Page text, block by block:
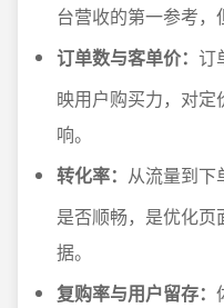
台营收的第一参考，
订单数与客单价： 订
映用户购买力，对
响。
转化率： 从流量到下
是否顺畅，是优化
据。
复购率与用户留存：